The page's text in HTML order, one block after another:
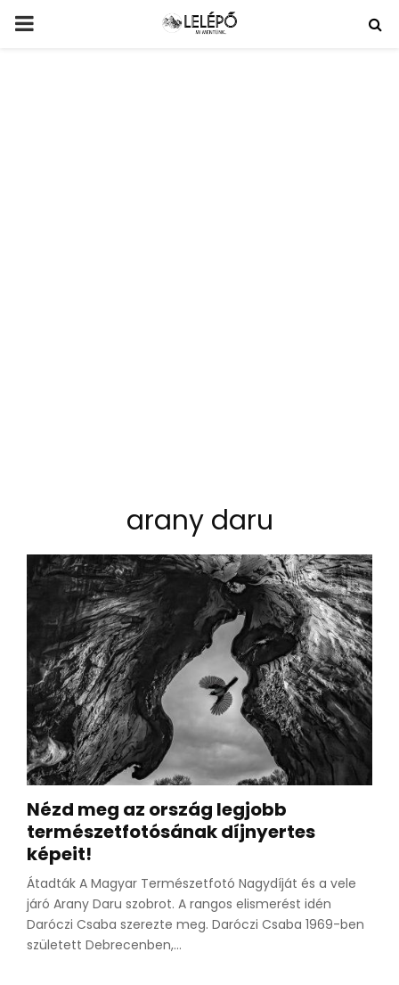
PRIMARY
arany daru
Nézd meg az ország legjobb
természetfotósának díjnyertes
képeit!
Átadták A Magyar Természetfotó Nagydíját és a vele
járó Arany Daru szobrot. A rangos elismerést idén
Daróczi Csaba szerezte meg. Daróczi Csaba 1969-ben
született Debrecenben,...